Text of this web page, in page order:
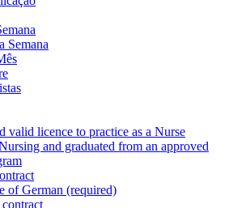
Semana
valid licence to practice as a Nurse
and graduated from an approved
of German (required)